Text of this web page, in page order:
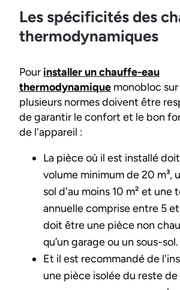
Les spécificités des
thermodynamiques
Pour installer un chauffe-eau
thermodynamique monobloc
plusieurs normes doivent être
de garantir le confort et le bon
de l'appareil :
La pièce où il est installé
volume minimum de 20 m³,
sol d'au moins 10 m² et une
annuelle comprise entre 5 et
doit être une pièce non
qu’un garage ou un sous-sol.
Et il est recommandé de
une pièce isolée du reste de